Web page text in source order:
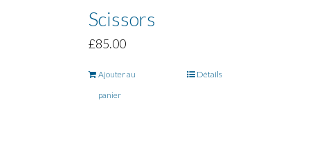
Scissors
£85.00
Ajouter au
panier
Détails